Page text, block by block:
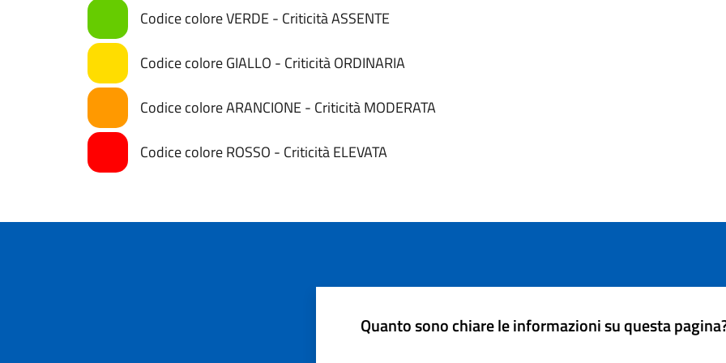
Codice colore VERDE - Criticità ASSENTE
Codice colore GIALLO - Criticità ORDINARIA
Codice colore ARANCIONE - Criticità MODERATA
Codice colore ROSSO - Criticità ELEVATA
Quanto sono chiare le informazioni su questa